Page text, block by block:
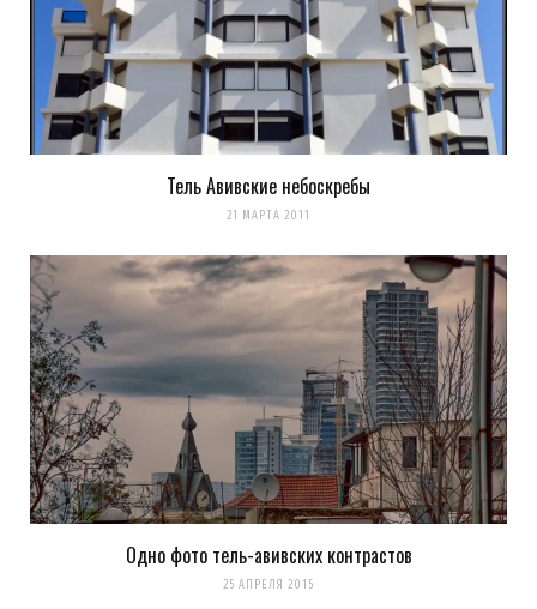
Тель Авивские небоскребы
21 МАРТА 2011
Одно фото тель-авивских контрастов
25 АПРЕЛЯ 2015